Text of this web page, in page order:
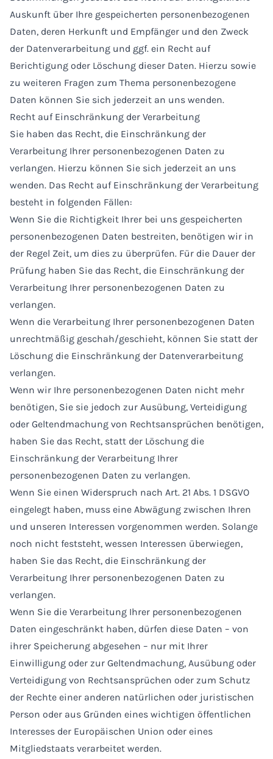
Auskunft über Ihre gespeicherten personenbezogenen
Daten, deren Herkunft und Empfänger und den Zweck
der Datenverarbeitung und ggf. ein Recht auf
Berichtigung oder Löschung dieser Daten. Hierzu sowie
zu weiteren Fragen zum Thema personenbezogene
Daten können Sie sich jederzeit an uns wenden.
Recht auf Einschränkung der Verarbeitung
Sie haben das Recht, die Einschränkung der
Verarbeitung Ihrer personenbezogenen Daten zu
verlangen. Hierzu können Sie sich jederzeit an uns
wenden. Das Recht auf Einschränkung der Verarbeitung
besteht in folgenden Fällen:
Wenn Sie die Richtigkeit Ihrer bei uns gespeicherten
personenbezogenen Daten bestreiten, benötigen wir in
der Regel Zeit, um dies zu überprüfen. Für die Dauer der
Prüfung haben Sie das Recht, die Einschränkung der
Verarbeitung Ihrer personenbezogenen Daten zu
verlangen.
Wenn die Verarbeitung Ihrer personenbezogenen Daten
unrechtmäßig geschah/geschieht, können Sie statt der
Löschung die Einschränkung der Datenverarbeitung
verlangen.
Wenn wir Ihre personenbezogenen Daten nicht mehr
benötigen, Sie sie jedoch zur Ausübung, Verteidigung
oder Geltendmachung von Rechtsansprüchen benötigen,
haben Sie das Recht, statt der Löschung die
Einschränkung der Verarbeitung Ihrer
personenbezogenen Daten zu verlangen.
Wenn Sie einen Widerspruch nach Art. 21 Abs. 1 DSGVO
eingelegt haben, muss eine Abwägung zwischen Ihren
und unseren Interessen vorgenommen werden. Solange
noch nicht feststeht, wessen Interessen überwiegen,
haben Sie das Recht, die Einschränkung der
Verarbeitung Ihrer personenbezogenen Daten zu
verlangen.
Wenn Sie die Verarbeitung Ihrer personenbezogenen
Daten eingeschränkt haben, dürfen diese Daten – von
ihrer Speicherung abgesehen – nur mit Ihrer
Einwilligung oder zur Geltendmachung, Ausübung oder
Verteidigung von Rechtsansprüchen oder zum Schutz
der Rechte einer anderen natürlichen oder juristischen
Person oder aus Gründen eines wichtigen öffentlichen
Interesses der Europäischen Union oder eines
Mitgliedstaats verarbeitet werden.